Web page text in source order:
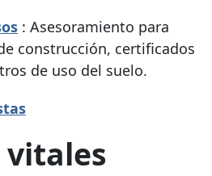
: Asesoramiento para
construcción, certificados
de uso del suelo.
vitales